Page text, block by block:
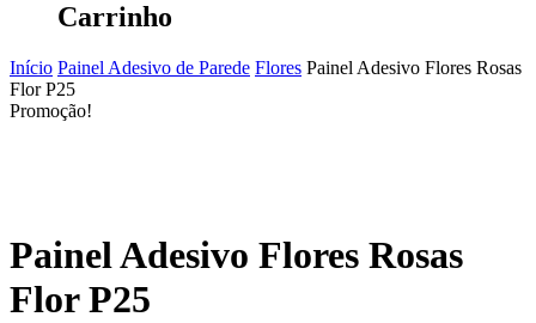
Carrinho
Início Painel Adesivo de Parede Flores Painel Adesivo Flores Rosas
Flor P25
Promoção!
Painel Adesivo Flores Rosas
Flor P25